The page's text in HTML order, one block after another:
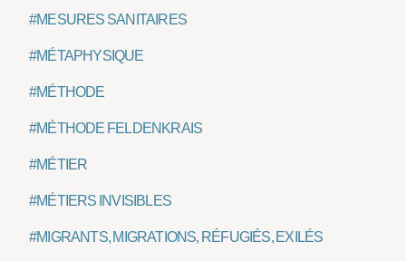
#MESURES SANITAIRES
#MÉTAPHYSIQUE
#MÉTHODE
#MÉTHODE FELDENKRAIS
#MÉTIER
#MÉTIERS INVISIBLES
#MIGRANTS, MIGRATIONS, RÉFUGIÉS, EXILÉS